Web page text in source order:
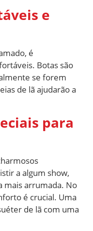
e
é
Botas são
se forem
de lã ajudarão a
para
a algum show,
mais arrumada. No
é crucial. Uma
de lã com uma